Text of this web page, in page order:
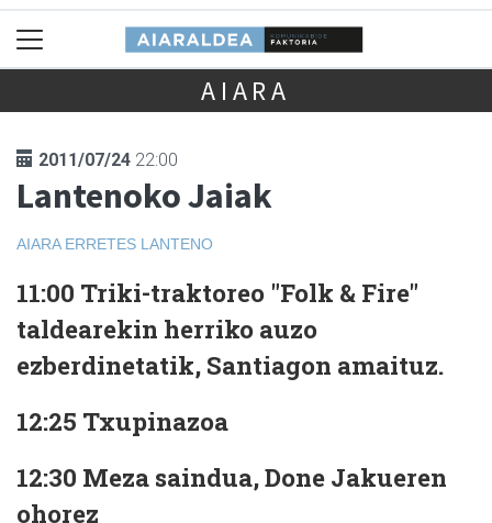
AIARA
2011/07/24 22:00
Lantenoko Jaiak
AIARA ERRETES LANTENO
11:00 Triki-traktoreo "Folk & Fire"
taldearekin herriko auzo
ezberdinetatik, Santiagon amaituz.
12:25 Txupinazoa
12:30 Meza saindua, Done Jakueren
ohorez